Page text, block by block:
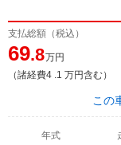
支払総額（税込）
69.8万円
（諸経費4 .1 万円含む）
この
年式